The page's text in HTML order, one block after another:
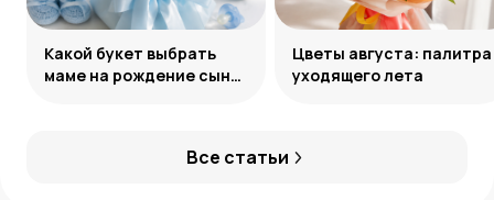
Все статьи
Какой букет выбрать
маме на рождение сына:
Цветы августа: палитра
уходящего лета